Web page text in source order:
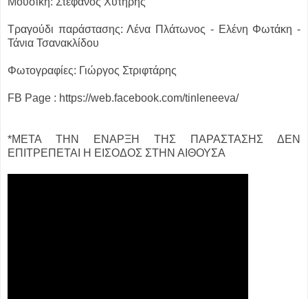
Τραγούδι παράστασης: Λένα Πλάτωνος - Ελένη Φωτάκη -
Τάνια Τσανακλίδου
Φωτογραφίες: Γιώργος Στριφτάρης
FB Page : https://web.facebook.com/tinleneeva/
*ΜΕΤΑ ΤΗΝ ΕΝΑΡΞΗ ΤΗΣ ΠΑΡΑΣΤΑΣΗΣ ΔΕΝ
ΕΠΙΤΡΕΠΕΤΑΙ Η ΕΙΣΟΔΟΣ ΣΤΗΝ ΑΙΘΟΥΣΑ